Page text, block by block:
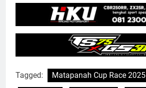
Tagged:
Matapanah Cup Race 2025